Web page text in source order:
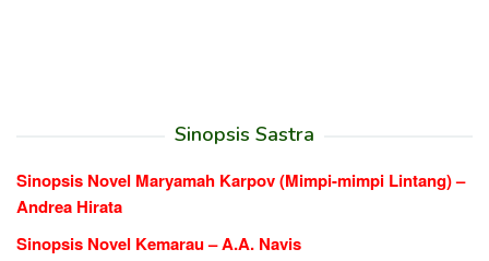
Sinopsis Sastra
Sinopsis Novel Maryamah Karpov (Mimpi-mimpi Lintang) –
Andrea Hirata
Sinopsis Novel Kemarau – A.A. Navis